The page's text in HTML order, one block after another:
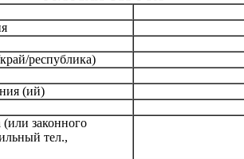
республика)
(ий)
законного
тел.,